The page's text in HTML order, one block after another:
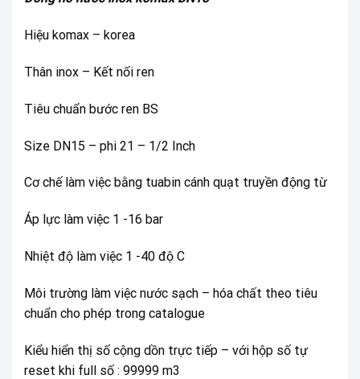
Hiệu komax – korea
Thân inox – Kết nối ren
Tiêu chuẩn bước ren BS
Size DN15 – phi 21 – 1/2 Inch
Cơ chế làm việc bằng tuabin cánh quạt truyền động từ
Áp lực làm việc 1 -16 bar
Nhiệt độ làm việc 1 -40 độ C
Môi trường làm việc nước sạch – hóa chất theo tiêu
chuẩn cho phép trong catalogue
Kiểu hiển thị số cộng dồn trực tiếp – với hộp số tự
reset khi full số : 99999 m3